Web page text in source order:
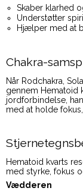
Skaber klarhed
Understøtter
Hjælper med at
Chakra-
Når Rodchakra,
gennem Hematoid
jordforbindelse,
med at holde
Hematoid kvarts
med styrke, fokus
Vædderen